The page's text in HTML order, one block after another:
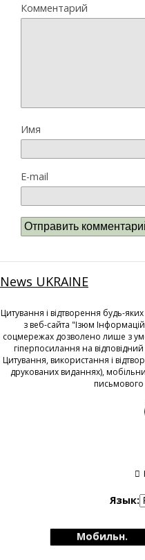
Комментарий
Имя
E-mail
News UKRAINE
Цитування і відтворення будь-яких
з веб-сайта "Ізюм
соцмережах дозволено лише з
гіперпосилання на
Цитування, використання і
друкованих виданнях),
письмового
Язык:
Мобильн.